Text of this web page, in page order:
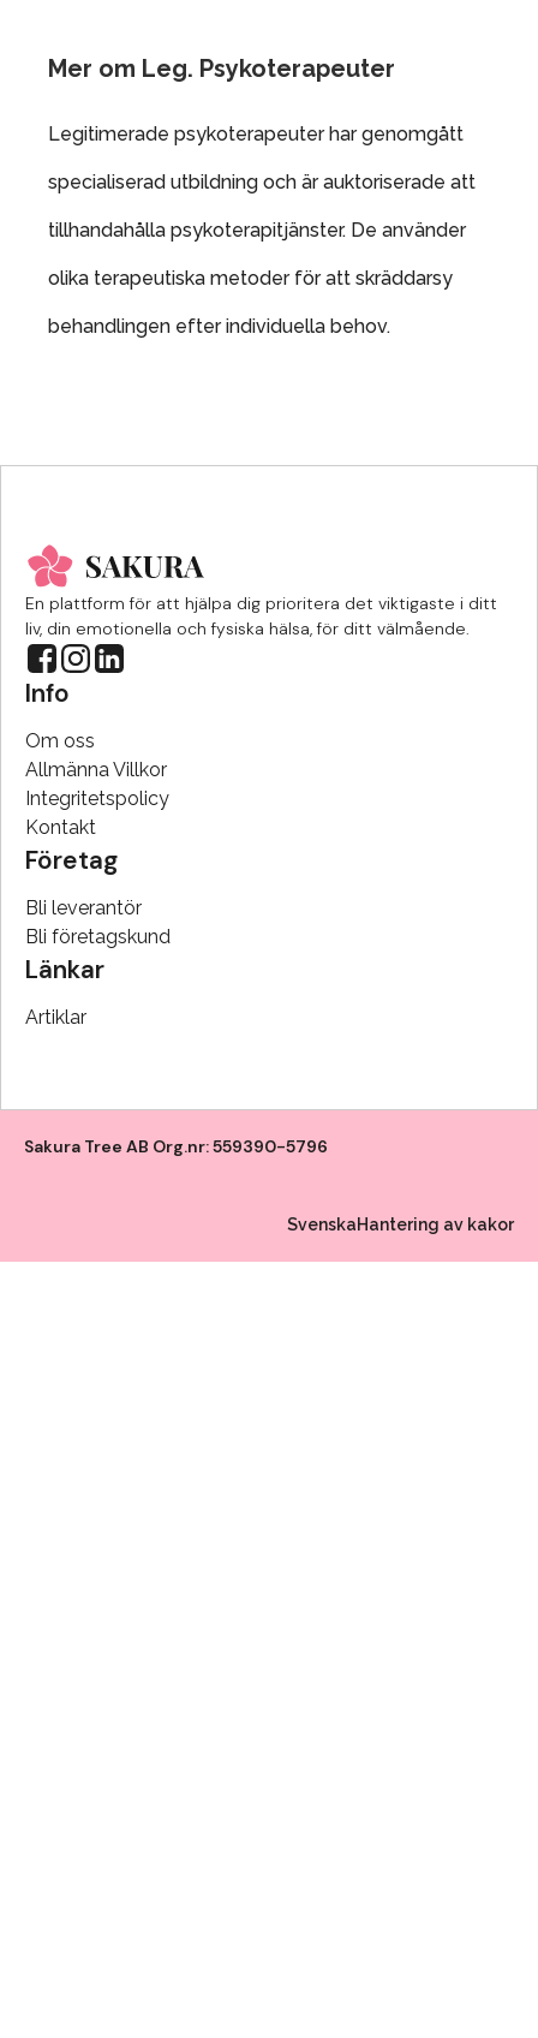
Mer om Leg. Psykoterapeuter
Legitimerade psykoterapeuter har genomgått
specialiserad utbildning och är auktoriserade att
tillhandahålla psykoterapitjänster. De använder
olika terapeutiska metoder för att skräddarsy
behandlingen efter individuella behov.
En plattform för att hjälpa dig prioritera det viktigaste i ditt
liv, din emotionella och fysiska hälsa, för ditt välmående.
Info
Om oss
Allmänna Villkor
Integritetspolicy
Kontakt
Företag
Bli leverantör
Bli företagskund
Länkar
Artiklar
Sakura Tree AB Org.nr: 559390-5796
SvenskaHantering av kakor